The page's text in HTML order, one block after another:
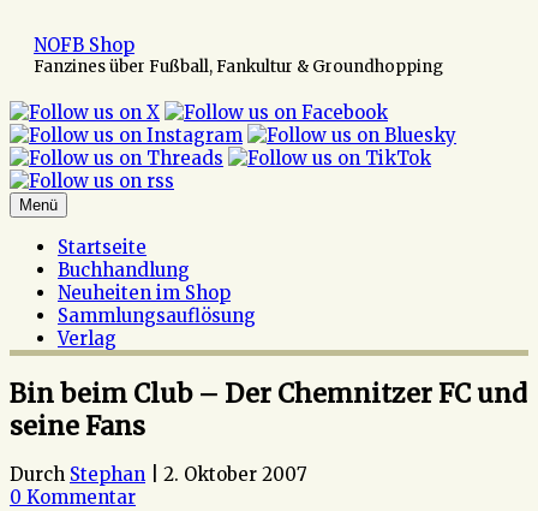
Inhalt
springen
NOFB Shop
Fanzines über Fußball, Fankultur & Groundhopping
Menü
Startseite
Buchhandlung
Neuheiten im Shop
Sammlungsauflösung
Verlag
Bin beim Club – Der Chemnitzer FC und
seine Fans
Durch Stephan
2. Oktober 2007
0 Kommentar